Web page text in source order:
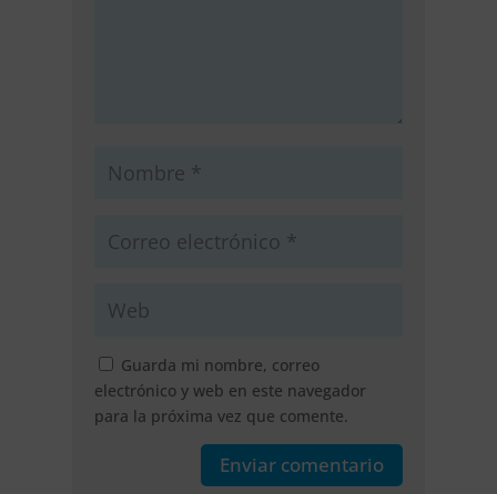
Guarda mi nombre, correo
electrónico y web en este navegador
para la próxima vez que comente.
Enviar comentario